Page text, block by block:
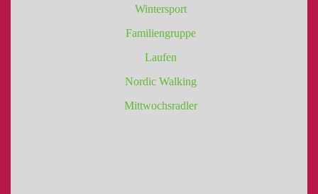
Wintersport
Familiengruppe
Laufen
Nordic Walking
Mittwochsradler